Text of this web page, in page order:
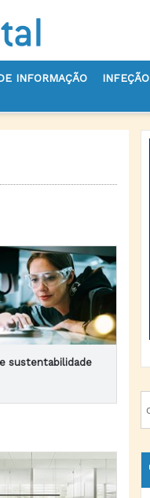
INFORMAÇÃO
INFEÇÃO
sustentabilidade